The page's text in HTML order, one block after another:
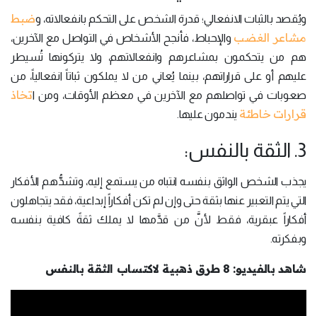
ويُقصد بالثبات الانفعالي؛ قدرة الشخص على التحكم بانفعالاته، وضبط
مشاعر الغضب والإحباط، فأنجح الأشخاص في التواصل مع الآخرين،
هم من يتحكمون بمشاعرهم وانفعالاتهم، ولا يتركونها تُسيطر
عليهم أو على قراراتهم، بينما يُعاني من لا يملكون ثباتاً انفعالياً، من
صعوبات في تواصلهم مع الآخرين في معظم الأوقات، ومن اتخاذ
قرارات خاطئة يندمون عليها.
3. الثقة بالنفس:
يجذب الشخص الواثق بنفسه انتباه من يستمع إليه، وتشدُّهم الأفكار
التي يتم التعبير عنها بثقة حتى وإن لم تكن أفكاراً إبداعية، فقد يتجاهلون
أفكاراً عبقرية، فقط لأنَّ من قدَّمها لا يملك ثقةً كافية بنفسه
وبفكرته.
شاهد بالفيديو: 8 طرق ذهبية لاكتساب الثقة بالنفس